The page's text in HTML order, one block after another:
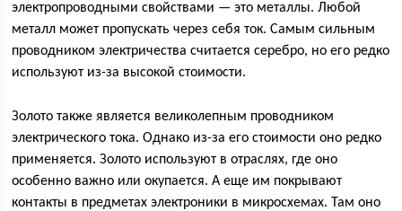
электропроводными свойствами — это металлы. Любой
металл может пропускать через себя ток. Самым сильным
проводником электричества считается серебро, но его редко
используют из-за высокой стоимости.
Золото также является великолепным проводником
электрического тока. Однако из-за его стоимости оно редко
применяется. Золото используют в отраслях, где оно
особенно важно или окупается. А еще им покрывают
контакты в предметах электроники в микросхемах. Там оно